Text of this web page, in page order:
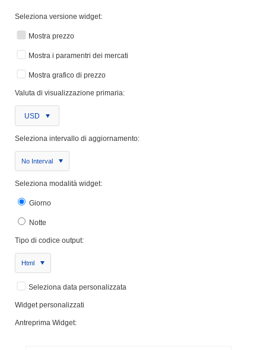
Seleziona versione widget:
Mostra prezzo
Mostra i paramentri dei mercati
Mostra grafico di prezzo
Valuta di visualizzazione primaria:
USD
Seleziona intervallo di aggiornamento:
No Interval
Seleziona modalità widget:
Giorno
Notte
Tipo di codice output:
Html
Seleziona data personalizzata
Widget personalizzati
Antreprima Widget: